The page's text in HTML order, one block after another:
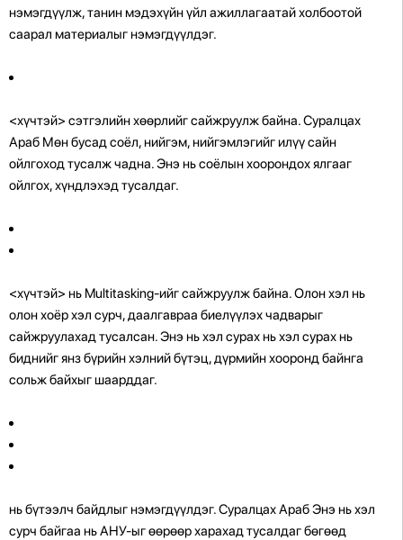
нэмэгдүүлж, танин мэдэхүйн үйл ажиллагаатай холбоотой
саарал материалыг нэмэгдүүлдэг.
<хүчтэй> сэтгэлийн хөөрлийг сайжруулж байна.Суралцах
Араб Мөн бусад соёл, нийгэм, нийгэмлэгийг илүү сайн
ойлгоход тусалж чадна. Энэ нь соёлын хоорондох ялгааг
ойлгох, хүндлэхэд тусалдаг.
<хүчтэй> нь Multitasking-ийг сайжруулж байна.Олон хэл нь
олон хоёр хэл сурч, даалгавраа биелүүлэх чадварыг
сайжруулахад тусалсан. Энэ нь хэл сурах нь хэл сурах нь
биднийг янз бүрийн хэлний бүтэц, дүрмийн хооронд байнга
сольж байхыг шаарддаг.
нь бүтээлч байдлыг нэмэгдүүлдэг.Суралцах Араб Энэ нь хэл
сурч байгаа нь АНУ-ыг өөрөөр харахад тусалдаг бөгөөд